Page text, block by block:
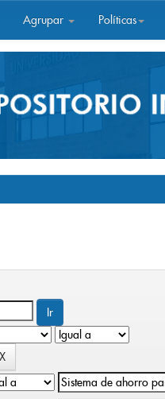
Agrupar Políticas